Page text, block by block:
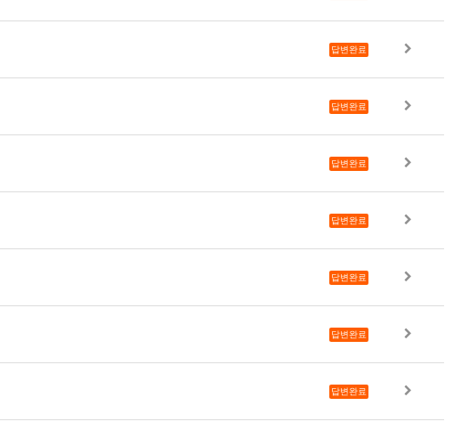
답변완료
답변완료
답변완료
답변완료
답변완료
답변완료
답변완료